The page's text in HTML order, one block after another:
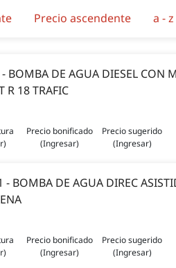
Precio ascendente a - z
BOMBA DE AGUA DIESEL CON
R 18 TRAFIC
Precio bonificado
(Ingresar)
Precio sugerido
(Ingresar)
- BOMBA DE AGUA DIREC
Precio bonificado
(Ingresar)
Precio sugerido
(Ingresar)